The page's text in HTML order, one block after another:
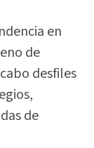
en
de
desfiles
de